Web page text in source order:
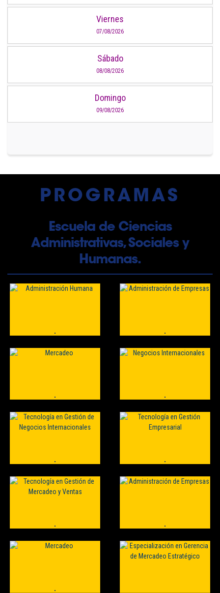
Viernes
07/08/2026
Sábado
08/08/2026
Domingo
09/08/2026
PROGRAMAS
Escuela de Ciencias
Administrativas, Sociales y
Humanas.